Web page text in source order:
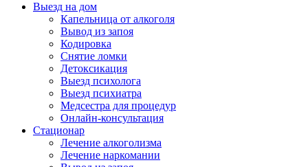
Выезд на дом
Капельница от алкоголя
Вывод из запоя
Кодировка
Снятие ломки
Детоксикация
Выезд психолога
Выезд психиатра
Медсестра для процедур
Онлайн-консультация
Стационар
Лечение алкоголизма
Лечение наркомании